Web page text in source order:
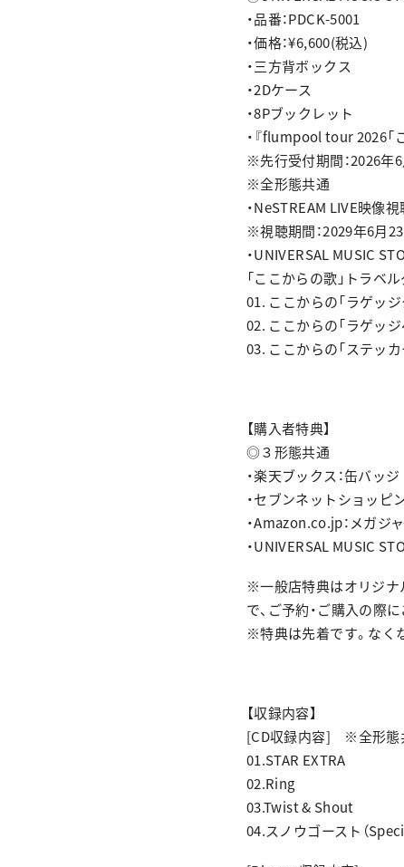
・品番：PDCK-5001
・価格：¥6,600(税込)
・三方背ボックス
・2Dケース
・8Pブックレット
・『flumpool tour 2026
※先行受付期間：2026年
※全形態共通
・NeSTREAM LIVE映像
※視聴期間：2029年6月
・UNIVERSAL MUSIC
「ここからの歌」トラベ
01. ここからの「ラゲッジ
02. ここからの「ラゲッジ
03. ここからの「ステッカ
【購入者特典】
◎３形態共通
・楽天ブックス：缶バッジ
・セブンネットショッピ
・Amazon.co.jp：メガジ
・UNIVERSAL MUSIC
※一般店特典はオリジナ
で、ご予約・ご購入の際
※特典は先着です。なく
【収録内容】
[CD収録内容] ※全形態
01.STAR EXTRA
02.Ring
03.Twist & Shout
04.スノウゴースト（